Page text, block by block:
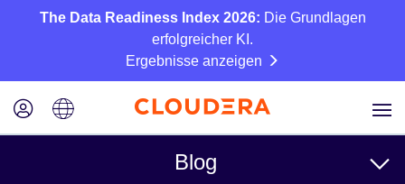
The Data Readiness Index 2026: Die Grundlagen
erfolgreicher KI.
Ergebnisse anzeigen
Blog